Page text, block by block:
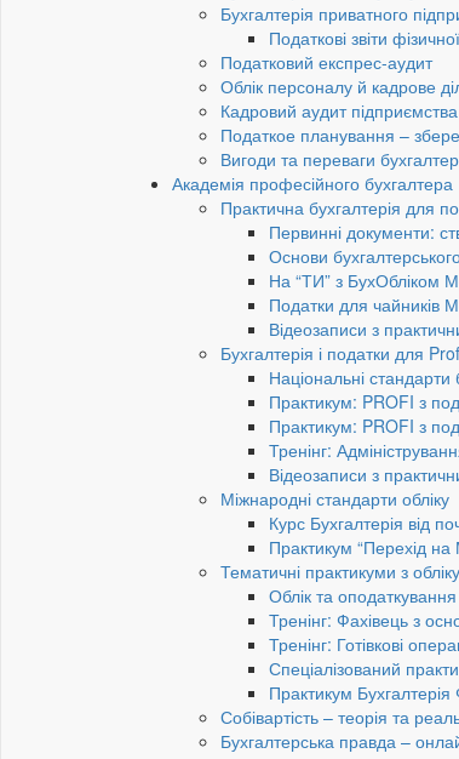
Бухгалтерія приватного
Податкові звіти
Податковий експрес-аудит
Облік персоналу й кадрове
Кадровий аудит
Податкое планування –
Вигоди та переваги
Академія професійного бухгалтера
Практична бухгалтерія для
Первинні документи:
Основи
На “ТИ” з БухОбліком
Податки для чайників
Відеозаписи з
Бухгалтерія і податки для
Національні
Практикум: PROFI з
Практикум: PROFI з
Тренінг:
Відеозаписи з
Міжнародні стандарти обліку
Курс Бухгалтерія від
Практикум “Перехід
Тематичні практикуми з
Облік та
Тренінг: Фахівець з
Тренінг: Готівкові
Спеціалізований
Практикум
Собівартість – теорія та
Бухгалтерська правда –